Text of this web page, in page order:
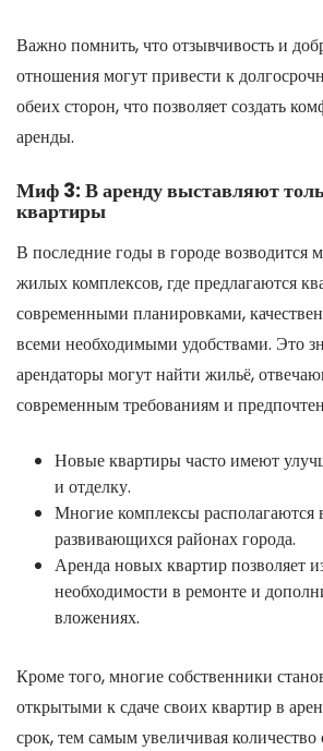
Важно помнить, что отзывчивость и
отношения могут привести к
обеих сторон, что позволяет создать
аренды.
Миф 3: В аренду выставляют
квартиры
В последние годы в городе возводится
жилых комплексов, где предлагаются
современными планировками,
всеми необходимыми удобствами. Это
арендаторы могут найти жильё,
современным требованиям и
Новые квартиры часто имеют
и отделку.
Многие комплексы располагаются
развивающихся районах города.
Аренда новых квартир позволяет
необходимости в ремонте и
вложениях.
Кроме того, многие собственники
открытыми к сдаче своих квартир в
срок, тем самым увеличивая